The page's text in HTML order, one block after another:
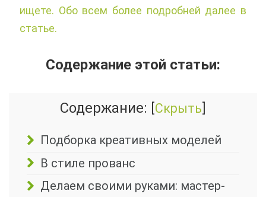
ищете. Обо всем более подробней далее в
статье.
Содержание этой статьи:
Содержание: Скрыть
Подборка креативных моделей
В стиле прованс
Делаем своими руками: мастер-